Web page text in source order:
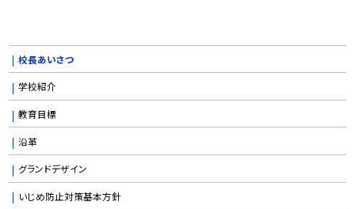
校長あいさつ
学校紹介
教育目標
沿革
グランドデザイン
いじめ防止対策基本方針